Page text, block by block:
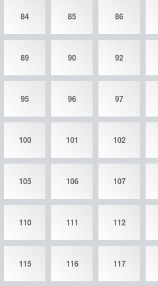
84 85 86
89 90 92
95 96 97
100 101 102
105 106 107
110 111 112
115 116 117